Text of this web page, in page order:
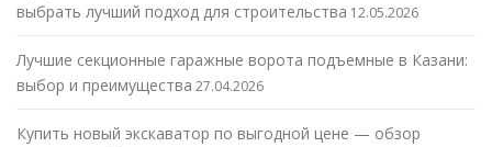
выбрать лучший подход для строительства 12.05.2026
Лучшие секционные гаражные ворота подъемные в Казани:
выбор и преимущества 27.04.2026
Купить новый экскаватор по выгодной цене — обзор